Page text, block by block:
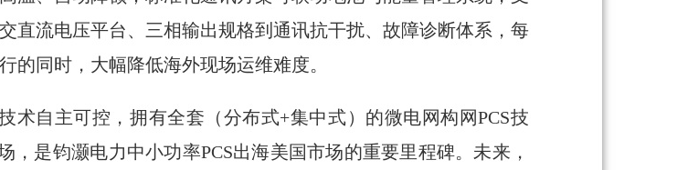
直流电压平台、三相输出规格到通讯抗干扰、故障诊断体系，每
的同时，大幅降低海外现场运维难度。
术自主可控，拥有全套（分布式+集中式）的微电网构网PCS技
，是钧灏电力中小功率PCS出海美国市场的重要里程碑。未来，